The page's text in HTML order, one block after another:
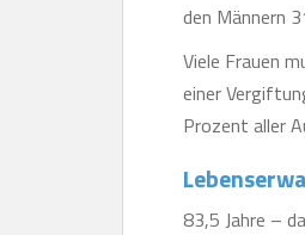
den Männern
Viele Frauen
einer
Prozent aller
83,5 Jahre –